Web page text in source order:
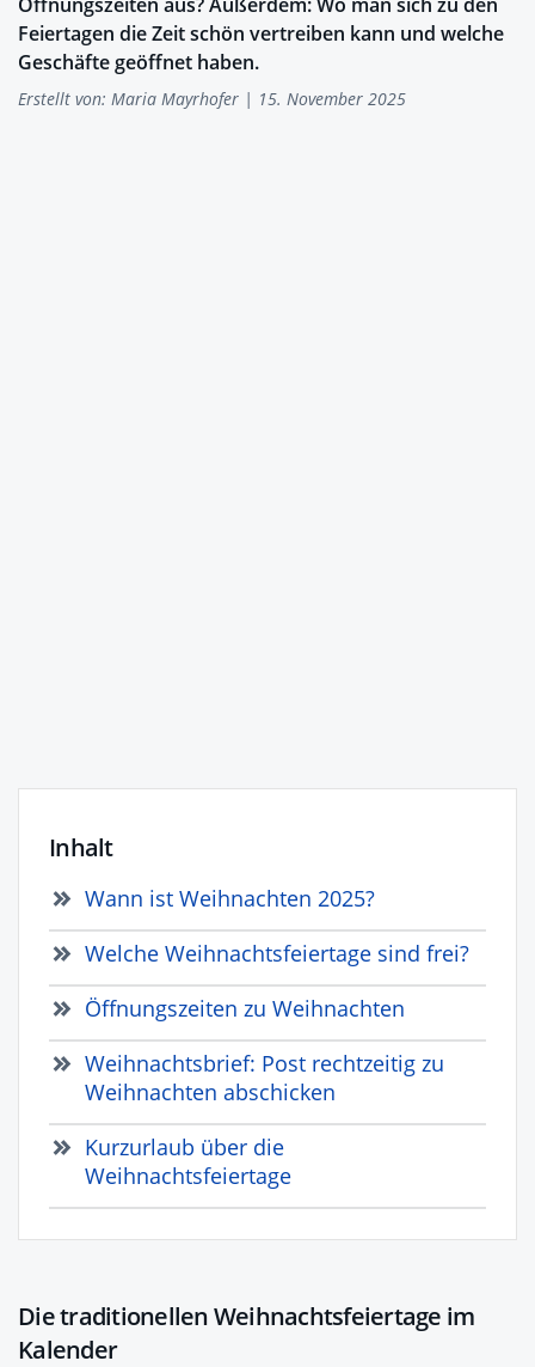
Feiertagen die Zeit schön vertreiben kann und welche
Geschäfte geöffnet haben.
Erstellt von: Maria Mayrhofer | 15. November 2025
Inhalt
Wann ist Weihnachten 2025?
Welche Weihnachtsfeiertage sind frei?
Öffnungszeiten zu Weihnachten
Weihnachtsbrief: Post rechtzeitig zu
Weihnachten abschicken
Kurzurlaub über die
Weihnachtsfeiertage
Die traditionellen Weihnachtsfeiertage im
Kalender